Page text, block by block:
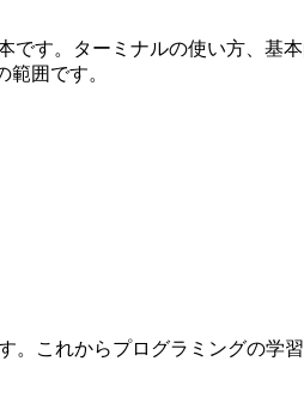
です。ターミナルの使い方、
囲です。
これからプログラミングの学